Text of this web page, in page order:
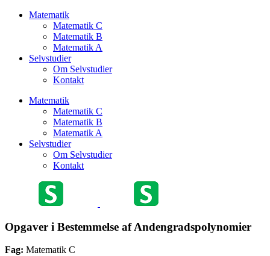
Matematik
Matematik C
Matematik B
Matematik A
Selvstudier
Om Selvstudier
Kontakt
Matematik
Matematik C
Matematik B
Matematik A
Selvstudier
Om Selvstudier
Kontakt
Opgaver i Bestemmelse af Andengradspolynomier
Fag: Matematik C